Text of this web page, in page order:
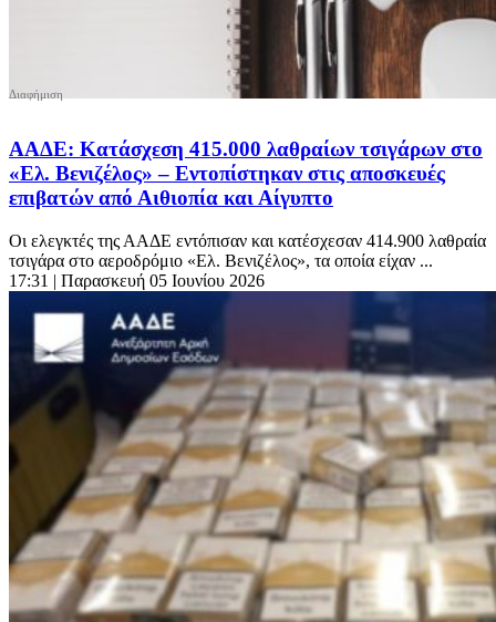
ΑΑΔΕ: Κατάσχεση 415.000 λαθραίων τσιγάρων στο
«Ελ. Βενιζέλος» – Εντοπίστηκαν στις αποσκευές
επιβατών από Αιθιοπία και Αίγυπτο
Οι ελεγκτές της ΑΑΔΕ εντόπισαν και κατέσχεσαν 414.900 λαθραία
τσιγάρα στο αεροδρόμιο «Ελ. Βενιζέλος», τα οποία είχαν ...
17:31 | Παρασκευή 05 Ιουνίου 2026